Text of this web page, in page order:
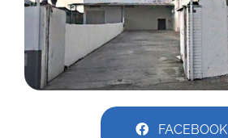
FACEBOOK